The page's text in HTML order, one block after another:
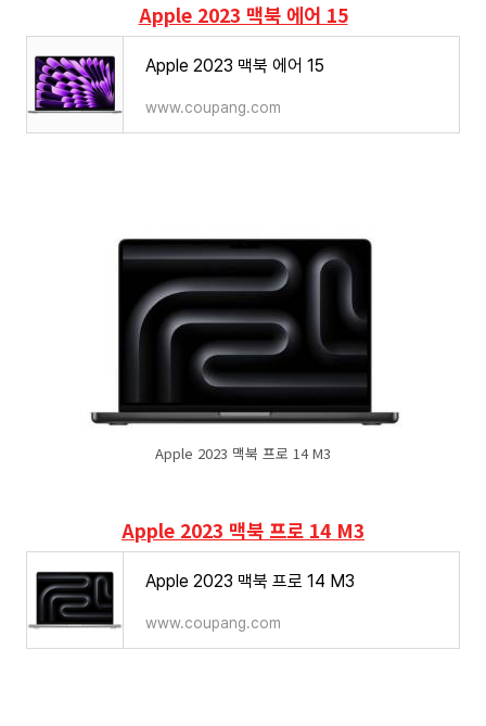
Apple 2023 맥북 에어 15
Apple 2023 맥북 에어 15
www.coupang.com
Apple 2023 맥북 프로 14 M3
Apple 2023 맥북 프로 14 M3
Apple 2023 맥북 프로 14 M3
www.coupang.com